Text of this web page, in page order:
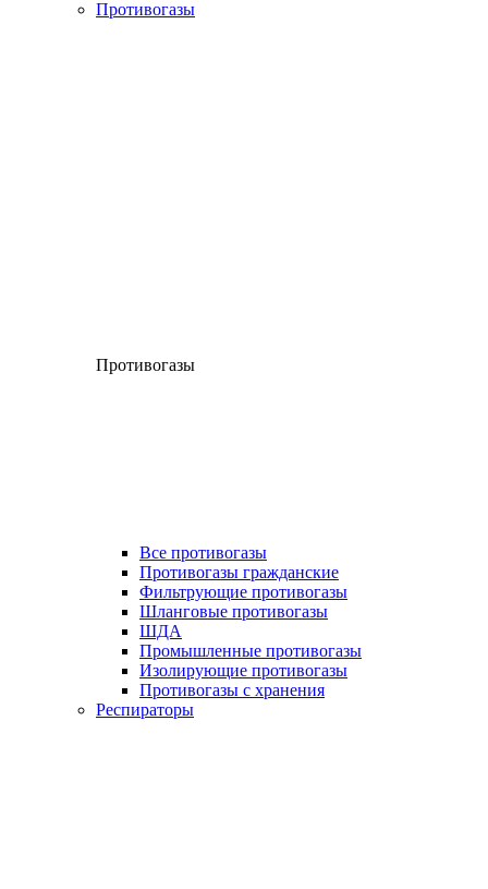
Противогазы
Противогазы
Все противогазы
Противогазы гражданские
Фильтрующие противогазы
Шланговые противогазы
ШДА
Промышленные противогазы
Изолирующие противогазы
Противогазы с хранения
Респираторы